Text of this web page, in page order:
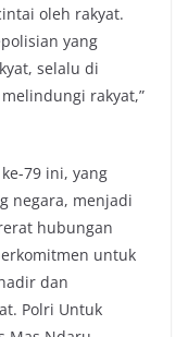
oleh rakyat.
yang
selalu di
rakyat,”
79 ini, yang
negara, menjadi
hubungan
untuk
dan
Polri Untuk